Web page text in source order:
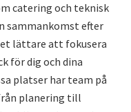
catering och teknisk
sammankomst efter
lättare att fokusera
för dig och dina
platser har team på
planering till